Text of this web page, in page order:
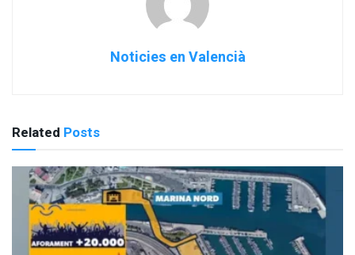
Noticies en Valencià
Related Posts